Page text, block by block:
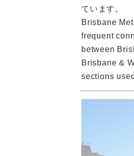
ています。
Brisbane
frequent
between
Brisbane &
sections